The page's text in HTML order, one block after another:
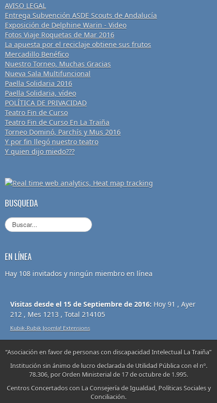
AVISO LEGAL
Entrega Subvención ASDE Scouts de Andalucía
Exposición de Delphine Warin - Video
Fotos Viaje Roquetas de Mar 2016
La apuesta por el reciclaje obtiene sus frutos
Mercadillo Benéfico
Nuestro Torneo, Muchas Gracias
Nueva Sala Multifuncional
Paella Solidaria 2016
Paella Solidaria, vídeo
POLÍTICA DE PRIVACIDAD
Teatro Fin de Curso
Teatro Fin de Curso En La Traiña
Torneo Dominó, Parchís y Mus 2016
Y por fin llegó nuestro teatro
Y quien dijo miedo???
BUSQUEDA
EN LÍNEA
Hay 108 invitados y ningún miembro en línea
Visitas desde el 15 de Septiembre de 2016: Hoy 91 , Ayer
212 , Mes 1213 , Total 214105
Kubik-Rubik Joomla! Extensions
“Asociación en favor de personas con discapacidad Intelectual La Traiña”
Institución sin ánimo de lucro declarada de Utilidad Pública con el nº.
78.306, por Orden Ministerial de 17 de octubre de 1.995.
Centros Concertados con La Consejería de Igualdad, Políticas Sociales y
Conciliación.